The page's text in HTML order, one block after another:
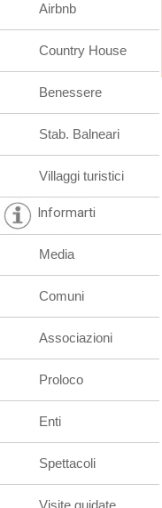
Airbnb
Country House
Benessere
Stab. Balneari
Villaggi turistici
Informarti
Media
Comuni
Associazioni
Proloco
Enti
Spettacoli
Visite guidate